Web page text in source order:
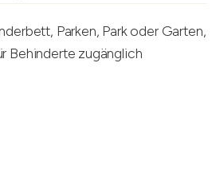
Parken, Park oder Garten,
Behinderte zugänglich